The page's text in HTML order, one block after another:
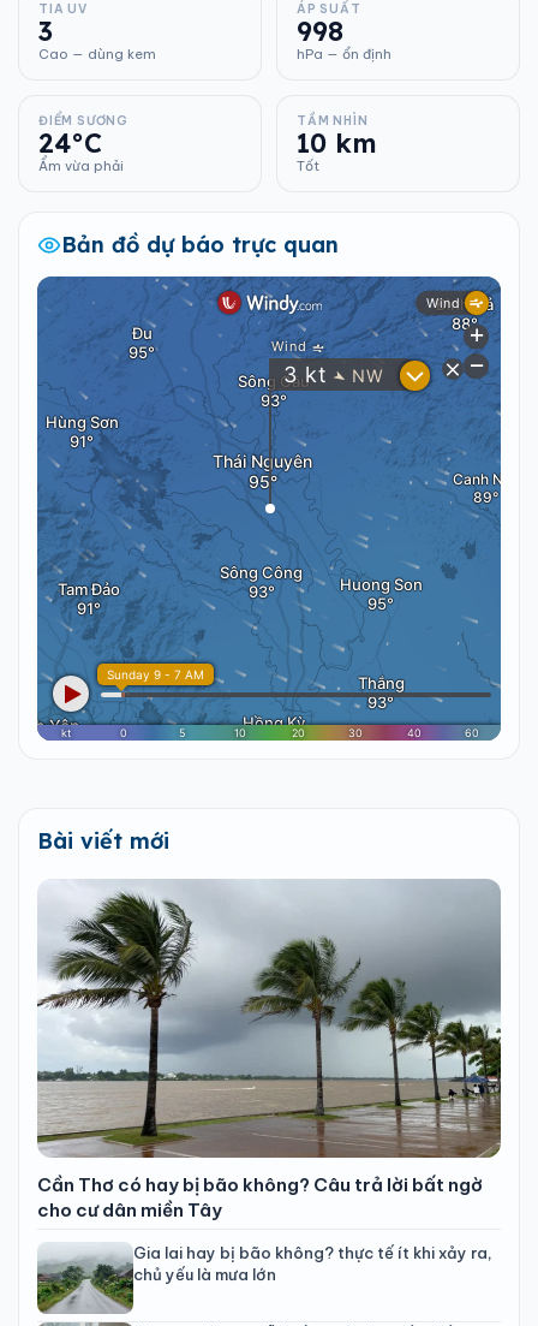
TIA UV
3
Cao — dùng kem
ÁP SUẤT
998
hPa — ổn định
ĐIỂM SƯƠNG
24°C
Ẩm vừa phải
TẦM NHÌN
10 km
Tốt
Bản đồ dự báo trực quan
Bài viết mới
Cần Thơ có hay bị bão không? Câu trả lời bất ngờ
cho cư dân miền Tây
Gia lai hay bị bão không? thực tế ít khi xảy ra,
chủ yếu là mưa lớn